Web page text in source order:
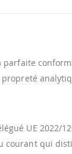
parfaite
UE 2022/
courant qui